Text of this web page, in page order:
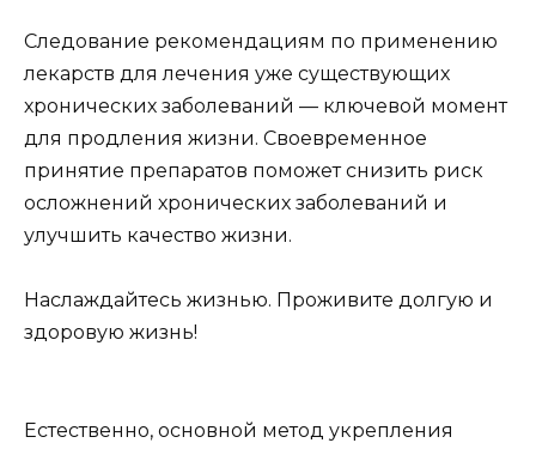
Следование рекомендациям по применению
лекарств для лечения уже существующих
хронических заболеваний — ключевой момент
для продления жизни. Своевременное
принятие препаратов поможет снизить риск
осложнений хронических заболеваний и
улучшить качество жизни.
Наслаждайтесь жизнью. Проживите долгую и
здоровую жизнь!
Естественно, основной метод укрепления